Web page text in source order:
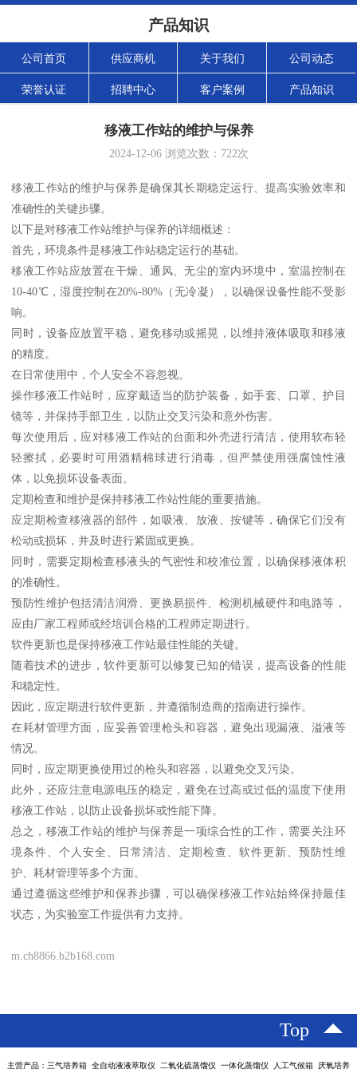
产品知识
公司首页 供应商机 关于我们 公司动态
荣誉认证 招聘中心 客户案例 产品知识
移液工作站的维护与保养
2024-12-06浏览次数： 722次
移液工作站的维护与保养是确保其长期稳定运行、提高实验效率和
准确性的关键步骤。
以下是对移液工作站维护与保养的详细概述：
首先，环境条件是移液工作站稳定运行的基础。
移液工作站应放置在干燥、通风、无尘的室内环境中，室温控制在
10-40℃，湿度控制在20%-80%（无冷凝），以确保设备性能不受影
响。
同时，设备应放置平稳，避免移动或摇晃，以维持液体吸取和移液
的精度。
在日常使用中，个人安全不容忽视。
操作移液工作站时，应穿戴适当的防护装备，如手套、口罩、护目
镜等，并保持手部卫生，以防止交叉污染和意外伤害。
每次使用后，应对移液工作站的台面和外壳进行清洁，使用软布轻
轻擦拭，必要时可用酒精棉球进行消毒，但严禁使用强腐蚀性液
体，以免损坏设备表面。
定期检查和维护是保持移液工作站性能的重要措施。
应定期检查移液器的部件，如吸液、放液、按键等，确保它们没有
松动或损坏，并及时进行紧固或更换。
同时，需要定期检查移液头的气密性和校准位置，以确保移液体积
的准确性。
预防性维护包括清洁润滑、更换易损件、检测机械硬件和电路等，
应由厂家工程师或经培训合格的工程师定期进行。
软件更新也是保持移液工作站最佳性能的关键。
随着技术的进步，软件更新可以修复已知的错误，提高设备的性能
和稳定性。
因此，应定期进行软件更新，并遵循制造商的指南进行操作。
在耗材管理方面，应妥善管理枪头和容器，避免出现漏液、溢液等
情况。
同时，应定期更换使用过的枪头和容器，以避免交叉污染。
此外，还应注意电源电压的稳定，避免在过高或过低的温度下使用
移液工作站，以防止设备损坏或性能下降。
总之，移液工作站的维护与保养是一项综合性的工作，需要关注环
境条件、个人安全、日常清洁、定期检查、软件更新、预防性维
护、耗材管理等多个方面。
通过遵循这些维护和保养步骤，可以确保移液工作站始终保持最佳
状态，为实验室工作提供有力支持。
m.ch8866.b2b168.com
Top
主营产品：三气培养箱 全自动液液萃取仪 二氧化硫蒸馏仪 一体化蒸馏仪 人工气候箱 厌氧培养